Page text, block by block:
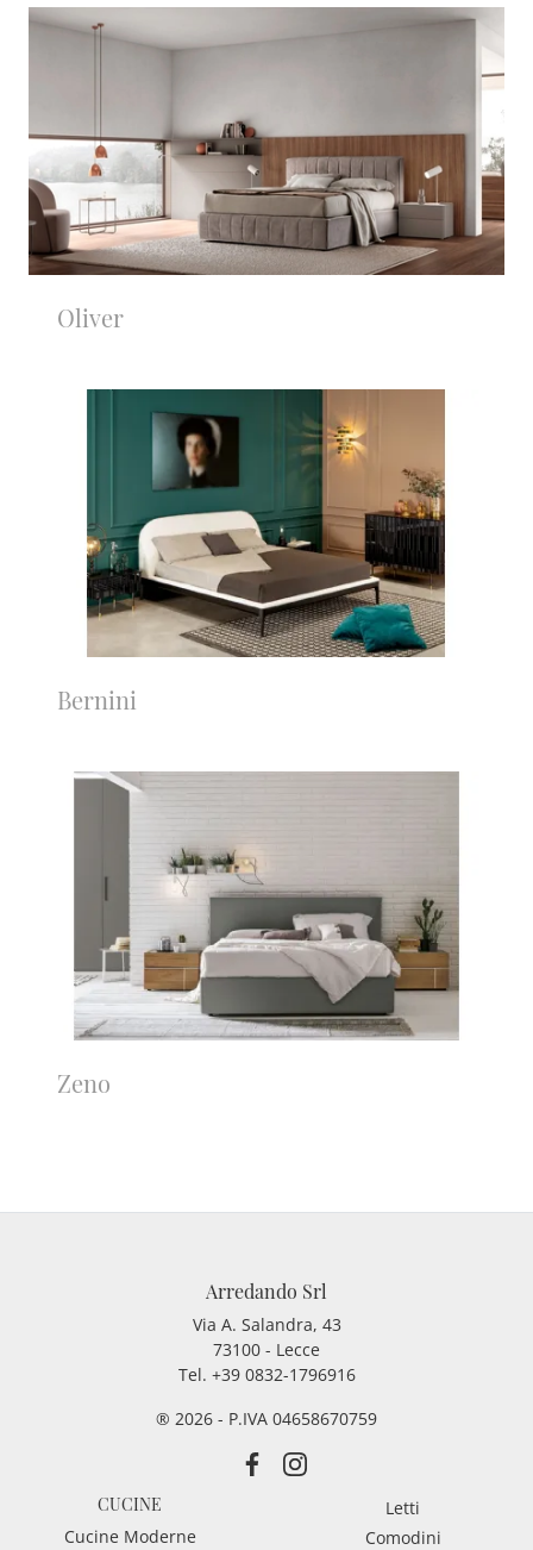
Oliver
Bernini
Zeno
Arredando Srl
Via A. Salandra, 43
73100 - Lecce
Tel. +39 0832-1796916
® 2026 - P.IVA 04658670759
CUCINE
Cucine Moderne
Letti
Comodini